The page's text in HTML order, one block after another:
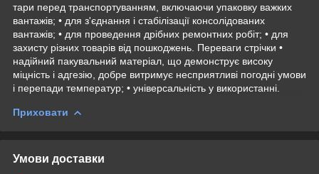
тари перед транспортуванням, включаючи упаковку важких
вантажів; • для з'єднання і стабілізації консолідованих
вантажів; • для проведення дрібних ремонтних робіт; • для
захисту різних товарів від пошкоджень. Переваги стрічки •
надійний пакувальний матеріал, що демонструє високу
міцність і адгезію, добре витримує несприятливі погодні умови
і перепади температур; • універсальність у використанні.
Приховати
Умови доставки